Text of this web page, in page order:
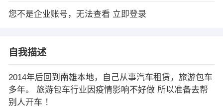
您不是企业账号，无法查看 立即登录
自我描述
2014年后回到南雄本地，自己从事汽车租赁，旅游包车
多年。 旅游包车行业因疫情影响不好做 所以准备去帮
别人开车 ！